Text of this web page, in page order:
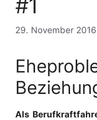
29. November 2016
Als